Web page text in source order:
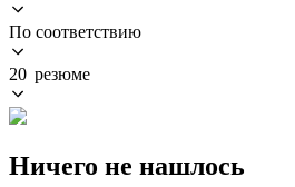
По соответствию
20 резюме
Ничего не нашлось